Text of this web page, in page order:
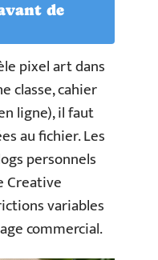
de
pixel art dans
classe, cahier
ligne), il faut
au fichier. Les
personnels
Creative
variables
commercial.